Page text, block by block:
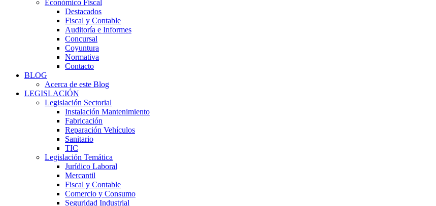
Económico Fiscal
Destacados
Fiscal y Contable
Auditoría e Informes
Concursal
Coyuntura
Normativa
Contacto
BLOG
Acerca de este Blog
LEGISLACIÓN
Legislación Sectorial
Instalación Mantenimiento
Fabricación
Reparación Vehículos
Sanitario
TIC
Legislación Temática
Jurídico Laboral
Mercantil
Fiscal y Contable
Comercio y Consumo
Seguridad Industrial